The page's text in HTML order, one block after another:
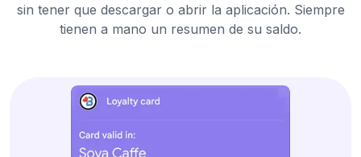
sin tener que descargar o abrir la aplicación. Siempre
tienen a mano un resumen de su saldo.